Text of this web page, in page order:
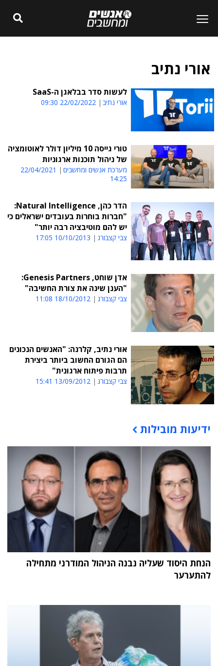
אורי נתיב
לעשות סדר בבלאגן ה-SaaS
אורי נתיב 22/02/2022 09:30
טורי גייסה 10 מיליון דולר לאוטומציה
של ניהול תוכנות ארגוניות
מערכת אנשים ומחשבים
22/04/2021
14:25
הדר כהן, Natural Intelligence:
"חברות בוחרות בעובדים ישראלים כי
יש להם מוטיבציה רבה יותר"
צבי קצבורג 10/10/2013 17:05
אדן שוחט, Genesis Partners:
"הענן שינה את צורת החשיבה"
צבי קצבורג 18/10/2012 11:08
אורי נתיב, קלרנה: "האנשים הנכונים
הם הגורם החשוב ביותר ביצירת
תרבות פיתוח ארגונית"
צבי קצבורג 13/09/2012 15:41
תוכן פרסומי
ידיעות מובילות
הנחת היסוד שעליה נבנה הניהול המודרני מתחילה
להתערער